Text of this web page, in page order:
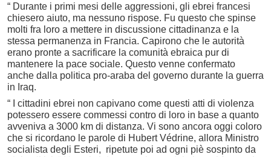
“ Durante i primi mesi delle aggressioni, gli ebrei francesi
chiesero aiuto, ma nessuno rispose. Fu questo che spinse
molti fra loro a mettere in discussione cittadinanza e la
stessa permanenza in Francia. Capirono che le autorità
erano pronte a sacrificare la comunità ebraica pur di
mantenere la pace sociale. Questo venne confermato
anche dalla politica pro-araba del governo durante la guerra
in Iraq.
“ I cittadini ebrei non capivano come questi atti di violenza
potessero essere commessi contro di loro in base a quanto
avveniva a 3000 km di distanza. Vi sono ancora oggi coloro
che si ricordano le parole di Hubert Védrine, allora Ministro
socialista degli Esteri, ripetute poi ad ogni piè sospinto da